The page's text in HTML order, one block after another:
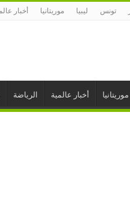
تونس ليبيا موريتانيا أخبار
موريتانيا أخبار عالمية الرياضة